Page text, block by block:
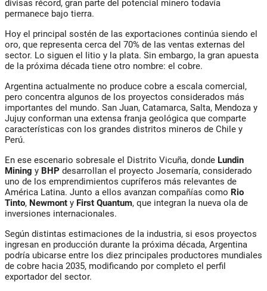
divisas récord, gran parte del potencial minero todavía
permanece bajo tierra.
Hoy el principal sostén de las exportaciones continúa siendo el
oro, que representa cerca del 70% de las ventas externas del
sector. Lo siguen el litio y la plata. Sin embargo, la gran apuesta
de la próxima década tiene otro nombre: el cobre.
Argentina actualmente no produce cobre a escala comercial,
pero concentra algunos de los proyectos considerados más
importantes del mundo. San Juan, Catamarca, Salta, Mendoza y
Jujuy conforman una extensa franja geológica que comparte
características con los grandes distritos mineros de Chile y
Perú.
En ese escenario sobresale el Distrito Vicuña, donde Lundin
Mining y BHP desarrollan el proyecto Josemaría, considerado
uno de los emprendimientos cupríferos más relevantes de
América Latina. Junto a ellos avanzan compañías como Rio
Tinto, Newmont y First Quantum, que integran la nueva ola de
inversiones internacionales.
Según distintas estimaciones de la industria, si esos proyectos
ingresan en producción durante la próxima década, Argentina
podría ubicarse entre los diez principales productores mundiales
de cobre hacia 2035, modificando por completo el perfil
exportador del sector.